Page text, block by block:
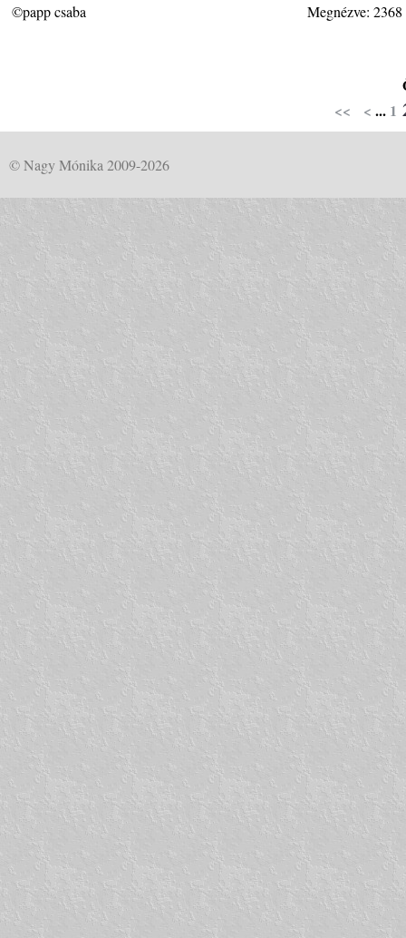
©papp csaba Megnézve:
<<
< ... 1
© Nagy Mónika 2009-2026